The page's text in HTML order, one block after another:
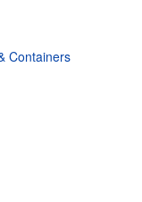
Containers